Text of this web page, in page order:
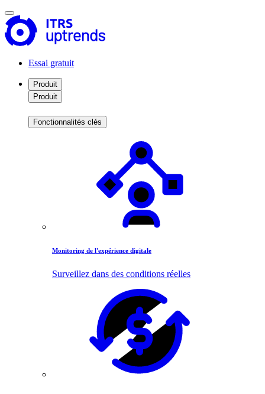
Essai gratuit
Produit
Produit
Fonctionnalités clés
Monitoring de l'expérience digitale
Surveillez dans des conditions réelles